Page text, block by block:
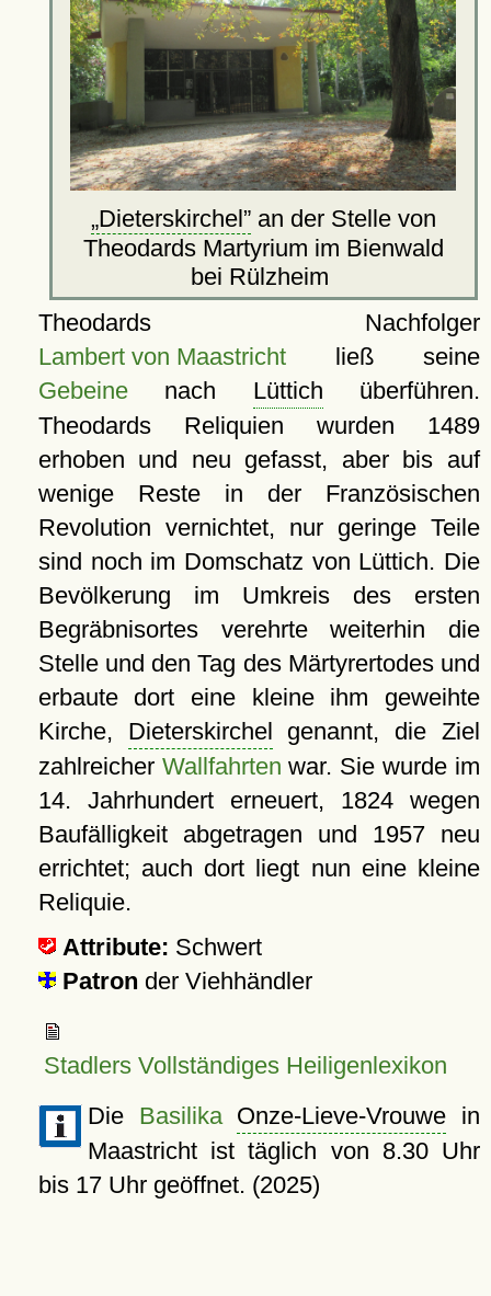
Dieterskirchel an der Stelle von
Theodards Martyrium im Bienwald
bei Rülzheim
Theodards Nachfolger
Lambert von Maastrichtließ seine
Gebeinenach Lüttich überführen.
Theodards Reliquien wurden 1489
erhoben und neu gefasst, aber bis auf
wenige Reste in der Französischen
Revolution vernichtet, nur geringe Teile
sind noch im Domschatz von Lüttich. Die
Bevölkerung im Umkreis des ersten
Begräbnisortes verehrte weiterhin die
Stelle und den Tag des Märtyrertodes und
erbaute dort eine kleine ihm geweihte
Kirche, Dieterskirchel
genannt, die Ziel
zahlreicher Wallfahrten war. Sie wurde im
14. Jahrhundert erneuert, 1824 wegen
Baufälligkeit abgetragen und 1957 neu
errichtet; auch dort liegt nun eine kleine
Reliquie.
Attribute: Schwert
Patron der Viehhändler
Stadlers Vollständiges Heiligenlexikon
Die Basilika Onze-Lieve-Vrouwe in
Maastricht ist täglich von 8.30 Uhr
bis 17 Uhr geöffnet. (2025)